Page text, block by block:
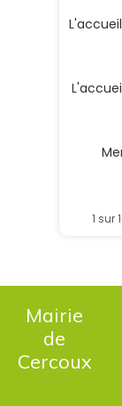
Mairie
de
Cercoux